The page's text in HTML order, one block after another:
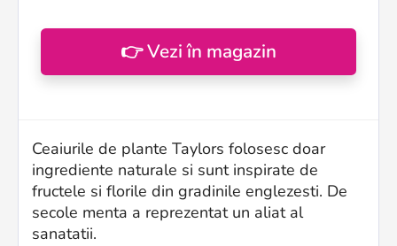
👉 Vezi în magazin
Ceaiurile de plante Taylors folosesc doar
ingrediente naturale si sunt inspirate de
fructele si florile din gradinile englezesti. De
secole menta a reprezentat un aliat al
sanatatii.